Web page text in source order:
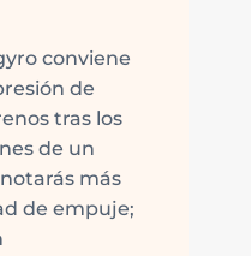
conviene
de
tras los
de un
más
de empuje;